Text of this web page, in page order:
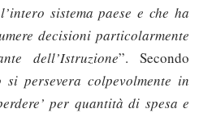
sistema paese e che ha
decisioni particolarmente
dell’Istruzione”. Secondo
si persevera colpevolmente in
per quantità di spesa e